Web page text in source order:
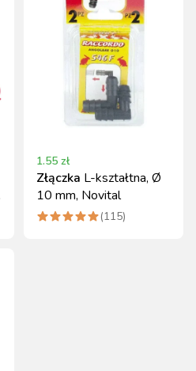
1.55 zł
Złączka L-kształtna, Ø
10 mm, Novital
(115)